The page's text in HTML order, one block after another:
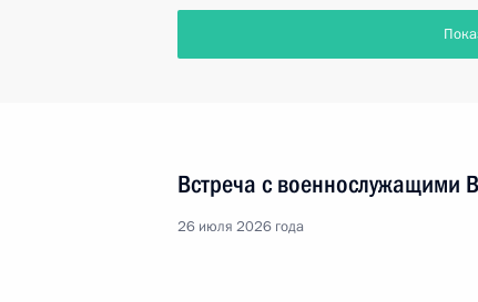
Встреча с военнослужащими
26 июля 2026 года